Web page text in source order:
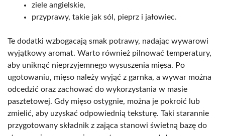
ziele angielskie,
przyprawy, takie jak sól, pieprz i jałowiec.
Te dodatki wzbogacają smak potrawy, nadając wywarowi
wyjątkowy aromat. Warto również pilnować temperatury,
aby uniknąć nieprzyjemnego wysuszenia mięsa. Po
ugotowaniu, mięso należy wyjąć z garnka, a wywar można
odcedzić oraz zachować do wykorzystania w masie
pasztetowej. Gdy mięso ostygnie, można je pokroić lub
zmielić, aby uzyskać odpowiednią teksturę. Taki starannie
przygotowany składnik z zająca stanowi świetną bazę do